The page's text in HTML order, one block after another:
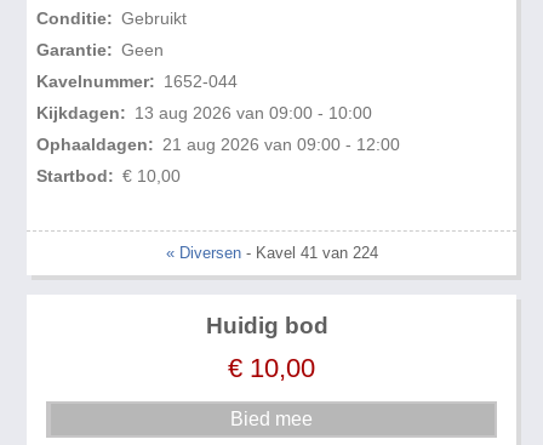
Conditie: Gebruikt
Garantie: Geen
Kavelnummer: 1652-044
Kijkdagen: 13 aug 2026 van 09:00 - 10:00
Ophaaldagen: 21 aug 2026 van 09:00 - 12:00
Startbod: € 10,00
« Diversen- Kavel 41 van 224
Huidig bod
€ 10,00